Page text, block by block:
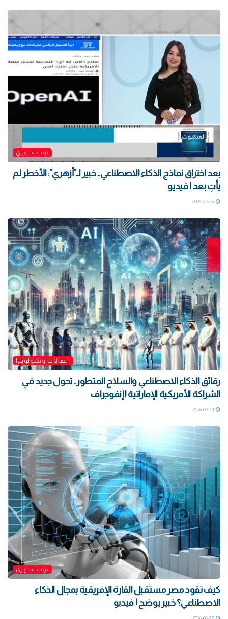
توب ستوري
بعد اختراق نماذج الذكاء الاصطناعي.. خبير لـ”أزهري”: الأخطر لم
يأتِ بعد | فيديو
اتصالات وتكنولوجيا
رقائق الذكاء الاصطناعي والسلاح المتطور.. تحول جديد في
الشراكة الأمريكية الإماراتية | إنفوجراف
توب ستوري
كيف تقود مصر مستقبل القارة الإفريقية بمجال الذكاء
الاصطناعي؟ خبير يوضح | فيديو